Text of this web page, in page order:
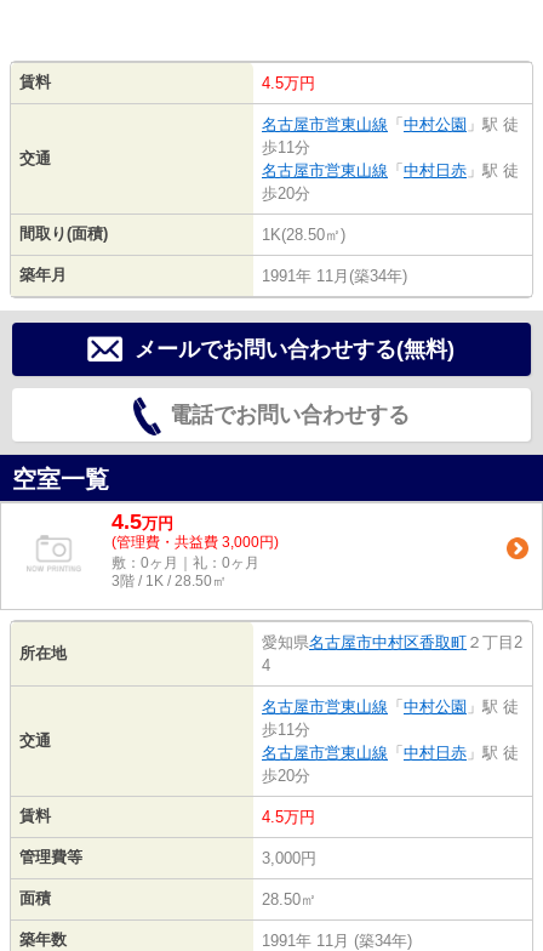
賃料 4.5万円
交通
名古屋市営東山線 「 中村公園 」駅 徒
歩11分
名古屋市営東山線 「 中村日赤 」駅 徒
歩20分
間取り(面積) 1K(28.50㎡)
築年月 1991年 11月(築34年)
メールでお問い合わせする(無料)
電話でお問い合わせする
空室一覧
4.5万円
(管理費・共益費 3,000円)
敷：0ヶ月｜礼：0ヶ月
3階 / 1K / 28.50㎡
所在地
愛知県名古屋市中村区香取町 ２丁目2
4
交通
名古屋市営東山線 「 中村公園 」駅 徒
歩11分
名古屋市営東山線 「 中村日赤 」駅 徒
歩20分
賃料 4.5万円
管理費等 3,000円
面積 28.50㎡
築年数 1991年 11月 (築34年)